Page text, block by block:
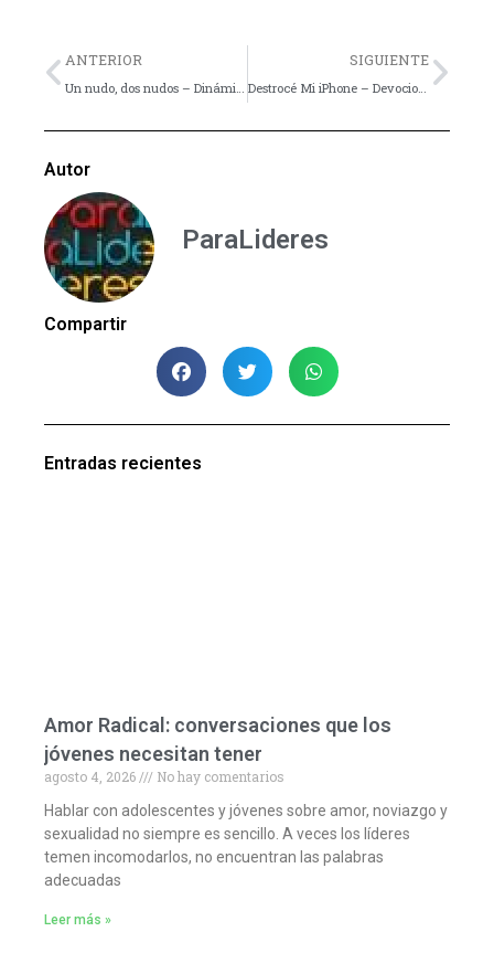
Previo
ANTERIOR
Un nudo, dos nudos – Dinámica
SIGUIENTE
Destrocé Mi iPhone – Devocional
Autor
ParaLideres
Compartir
Entradas recientes
Amor Radical: conversaciones que los
jóvenes necesitan tener
agosto 4, 2026
No hay comentarios
Hablar con adolescentes y jóvenes sobre amor, noviazgo y
sexualidad no siempre es sencillo. A veces los líderes
temen incomodarlos, no encuentran las palabras
adecuadas
Leer más »